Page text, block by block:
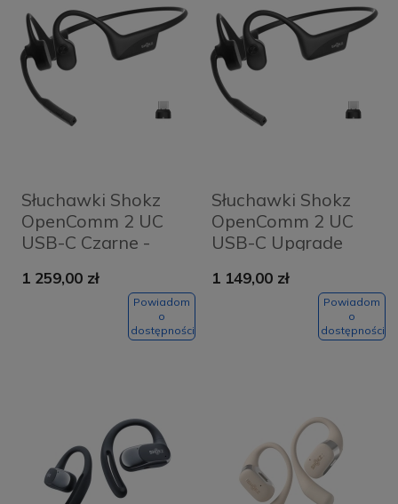
Słuchawki Shokz
OpenComm 2 UC
USB-C Czarne -
1 259,00 zł
Powiadom
o
dostępności
Słuchawki Shokz
OpenComm 2 UC
USB-C Upgrade
Black
1 149,00 zł
Powiadom
o
dostępności